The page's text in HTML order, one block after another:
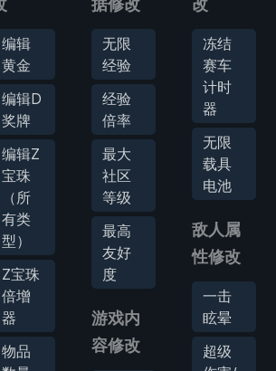
编辑
黄金
编辑D
奖牌
编辑Z
宝珠
（所
有类
型）
Z宝珠
倍增
器
物品
据修改
无限
经验
经验
倍率
最大
社区
等级
最高
友好
度
游戏内
容修改
改
冻结
赛车
计时
器
无限
载具
电池
敌人属
性修改
一击
眩晕
超级